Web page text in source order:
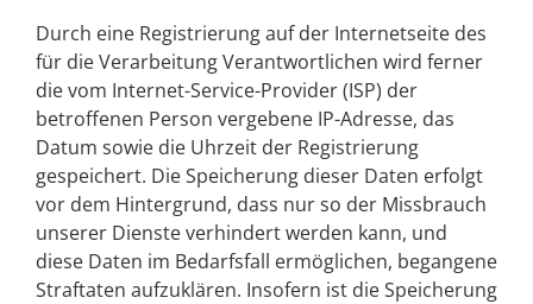
Durch eine Registrierung auf der Internetseite des
für die Verarbeitung Verantwortlichen wird ferner
die vom Internet-Service-Provider (ISP) der
betroffenen Person vergebene IP-Adresse, das
Datum sowie die Uhrzeit der Registrierung
gespeichert. Die Speicherung dieser Daten erfolgt
vor dem Hintergrund, dass nur so der Missbrauch
unserer Dienste verhindert werden kann, und
diese Daten im Bedarfsfall ermöglichen, begangene
Straftaten aufzuklären. Insofern ist die Speicherung